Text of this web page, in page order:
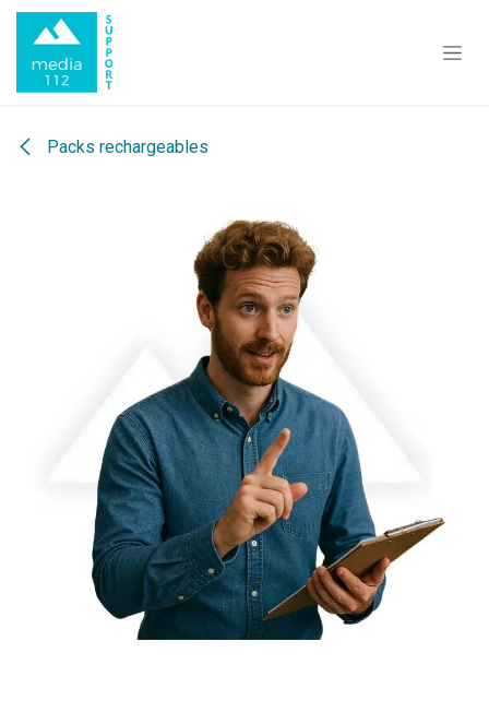
Se rendre au contenu
Packs rechargeables